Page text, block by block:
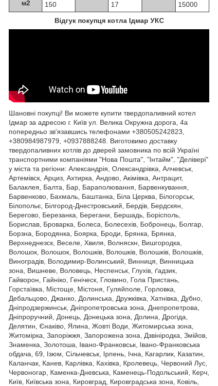
м2 150 17 15000
Відгук покупця котла Ідмар УКС
Шановні покупці! Ви можете купити твердопаливний котел
Ідмар за адресою г. Київ ул. Велика Окружна дорога, 4а
попередньо зв'язавшись телефонами +380505242823,
+380984987979, +0937888248. Виготовимо доставку
твердопаливних котлів до дверей замовника по всій Україні
транспортними компаніями "Нова Пошта", "Інтайм", "Делівері"
у міста та регіони: Александрія, Олександрівка, Алчевськ,
Артемівск, Арциз, Ахтирка, Андово, Акімівка, Антрацит,
Балаклея, Балта, Бар, Бараполювання, Барвенкування,
Барвенково, Бахмаль, Баштанка, Біла Церква, Білогорськ,
Білопольє, Білгород-Днестровський, Бердів, Бердскян,
Берегово, Березанка, Берегани, Бершадь, Борісполь,
Борислав, Броварка, Болеса, Болесехів, Бобронець, Болгар,
Борзна, Бородянка, Боярка, Броди, Брянка, Брянка,
Верхнеднезск, Веселе, Хвиля, Волняскн, Вишгородка,
Волошок, Волошок, Волошків, Волошків, Волошків, Волошків,
Виноградів, Володимир-Волинський, Винниця, Винницька
зона, Вишневе, Воловець, Неспенськ, Глухів, ґадзик,
Гайворон, Гайніко, Геніческ, Гловино, Гола Пристань,
Горстаївка, Містоще, Містоня, Гуляйполе, Горловка,
Дебальцово, Джанко, Долинська, Дружківка, Хатнівка, Дубно,
Дніпродзержинськ, Дніпропетровська зона, Днепропетрова,
Дніпроручний, Донець, Донецька зона, Долина, Дрогіда,
Делятин, Єнаківо, Ялина, Жовті Води, Житомирська зона,
Житомірка, Запоріжжя, Запорожена зона, Дзвініродка, Змійов,
Знаменка, Золотоша, Івано-Франковськ, Івано-Франковська
обдача, 69, Ізюм, Сільчевськ, Ірпень, Ічна, Кагарлик, Казатин,
Каланчак, Канев, Карлівка, Кахівка, Кролевець, Червоний Лус,
Червоногар, Каменка-Дневська, Каменець-Подольський, Керч,
Київ, Київська зона, Кировград, Кировградська зона, Ковіль,